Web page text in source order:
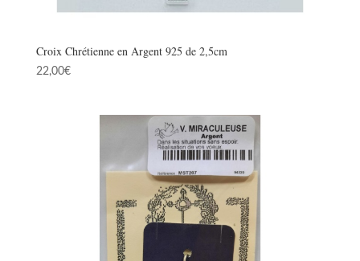
Croix Chrétienne en Argent 925 de 2,5cm
22,00€